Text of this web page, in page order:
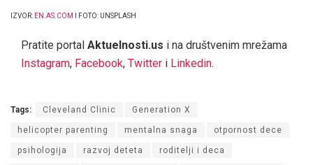
IZVOR: EN.AS.COM I FOTO: UNSPLASH
Pratite portal Aktuelnosti.us i na društvenim mrežama
Instagram, Facebook, Twitter i Linkedin.
Tags: Cleveland Clinic Generation X
helicopter parenting mentalna snaga otpornost dece
psihologija razvoj deteta roditelji i deca